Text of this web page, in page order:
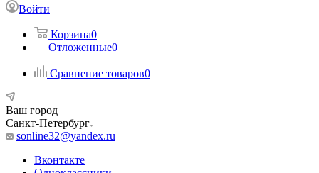
Войти
Корзина0
Отложенные0
Сравнение товаров0
Ваш город
Санкт-Петербург
sonline32@yandex.ru
Вконтакте